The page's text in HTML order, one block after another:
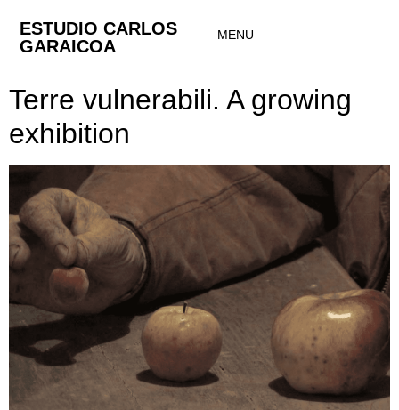
ESTUDIO CARLOS
GARAICOA
MENU
Terre vulnerabili. A growing
exhibition